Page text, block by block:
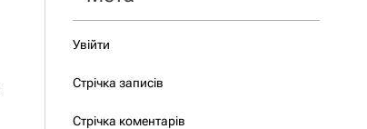
Увійти
Стрічка записів
Стрічка коментарів